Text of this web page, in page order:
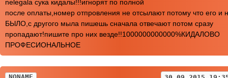
nelegala сука кидалы!!!игнорят по полной
после оплаты,номер отпровления не отсылают потому что его и
БЫЛО,с другого мыла пишешь сначала отвечают потом сразу
пропадают!пишите про них везде!!1000000000000%КИДАЛОВО
ПРОФЕСИОНАЛЬНОЕ